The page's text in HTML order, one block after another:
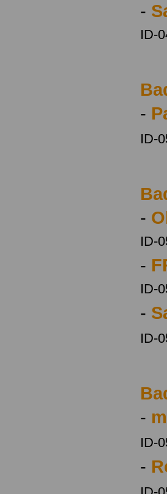
-
ID-
-
ID-
-
ID-
-
ID-
-
ID-
-
ID-
-